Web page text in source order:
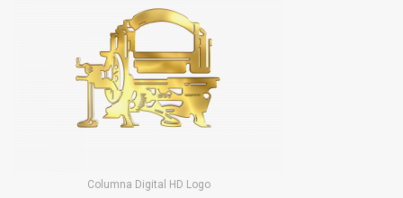
Columna Digital HD Logo